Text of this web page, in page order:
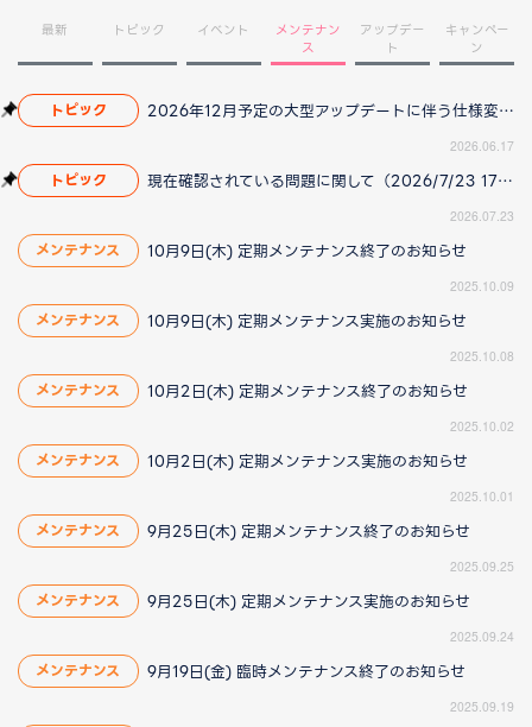
最新 トピック イベント
メンテナン
ス
アップデー
ト
キャンペー
ン
トピック 2026年12月予定の大型アップデートに伴う仕様変更のお知らせ
2026.06.17
トピック 現在確認されている問題に関して（2026/7/23 17:00更新）
2026.07.23
メンテナンス 10月9日(木) 定期メンテナンス終了のお知らせ
2025.10.09
メンテナンス 10月9日(木) 定期メンテナンス実施のお知らせ
2025.10.08
メンテナンス 10月2日(木) 定期メンテナンス終了のお知らせ
2025.10.02
メンテナンス 10月2日(木) 定期メンテナンス実施のお知らせ
2025.10.01
メンテナンス 9月25日(木) 定期メンテナンス終了のお知らせ
2025.09.25
メンテナンス 9月25日(木) 定期メンテナンス実施のお知らせ
2025.09.24
メンテナンス 9月19日(金) 臨時メンテナンス終了のお知らせ
2025.09.19